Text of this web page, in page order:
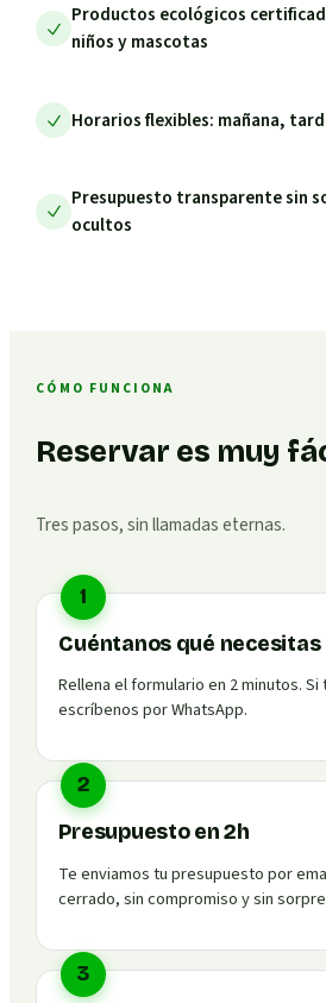
Productos ecológicos
niños y mascotas
Horarios flexibles: mañana,
Presupuesto transparente sin
ocultos
CÓMO FUNCIONA
Reservar es muy
Tres pasos, sin llamadas eternas.
1
Cuéntanos qué necesitas
Rellena el formulario en 2 minutos.
escríbenos por WhatsApp.
2
Presupuesto en 2h
Te enviamos tu presupuesto por
cerrado, sin compromiso y sin
3